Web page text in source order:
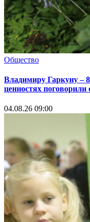
Общество
Владимиру Гаркуну –
ценностях
04.08.26 09:00